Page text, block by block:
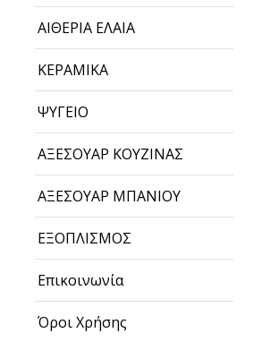
ΑΙΘΕΡΙΑ ΕΛΑΙΑ
ΚΕΡΑΜΙΚΑ
ΨΥΓΕΙΟ
ΑΞΕΣΟΥΑΡ ΚΟΥΖΙΝΑΣ
ΑΞΕΣΟΥΑΡ ΜΠΑΝΙΟΥ
ΕΞΟΠΛΙΣΜΟΣ
Επικοινωνία
Όροι Χρήσης